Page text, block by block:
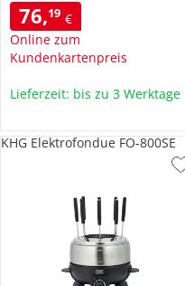
76,19 €
Online zum
Kundenkartenpreis
Lieferzeit: bis zu 3 Werktage
KHG Elektrofondue FO-800SE